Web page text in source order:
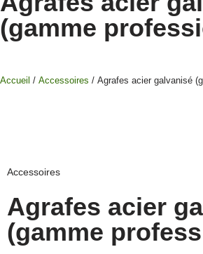
(gamme
Accueil / Accessoires / Agrafes acier galvanisé
Accessoires
Agrafes acier
(gamme